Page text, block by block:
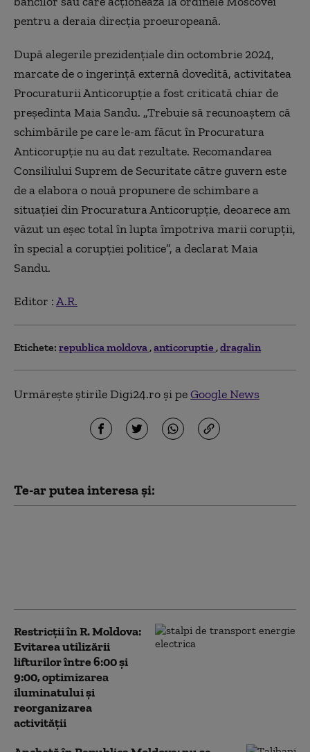
pentru a deraia direcţia proeuropeană.
După alegerile prezidenţiale din octombrie 2024,
marcate de o ingerinţă externă dovedită, activitatea
Procuraturii Anticorupţie a fost criticată chiar de
preşedinta Maia Sandu. „Trebuie să recunoaştem că
schimbările pe care le-am făcut în Procuratura
Anticorupţie nu au dat rezultate. Recomandarea
Consiliului Suprem de Securitate către guvern este
de a elabora o nouă propunere de schimbare a
situaţiei din Procuratura Anticorupţie, deoarece am
văzut un eşec total în lupta împotriva marii corupţii,
în special a corupţiei politice”, a declarat Maia
Sandu.
Editor :A.R.
Etichete: republica moldova anticoruptie dragalin
Urmărește știrile Digi24.ro și peGoogle News
Te-ar putea interesa și:
Restricții în R. Moldova:
Evitarea utilizării
lifturilor între 6:00 şi
9:00, optimizarea
iluminatului şi
reorganizarea
activităţii